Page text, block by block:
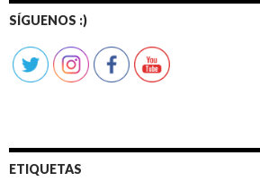
entradas
SÍGUENOS :)
ETIQUETAS